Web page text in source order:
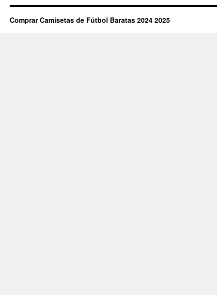
Comprar Camisetas de Fútbol Baratas 2024 2025